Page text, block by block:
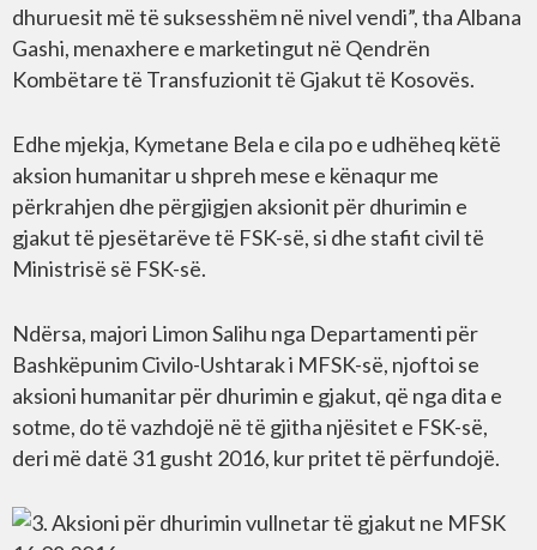
dhuruesit më të suksesshëm në nivel vendi”, tha Albana
Gashi, menaxhere e marketingut në Qendrën
Kombëtare të Transfuzionit të Gjakut të Kosovës.
Edhe mjekja, Kymetane Bela e cila po e udhëheq këtë
aksion humanitar u shpreh mese e kënaqur me
përkrahjen dhe përgjigjen aksionit për dhurimin e
gjakut të pjesëtarëve të FSK-së, si dhe stafit civil të
Ministrisë së FSK-së.
Ndërsa, majori Limon Salihu nga Departamenti për
Bashkëpunim Civilo-Ushtarak i MFSK-së, njoftoi se
aksioni humanitar për dhurimin e gjakut, që nga dita e
sotme, do të vazhdojë në të gjitha njësitet e FSK-së,
deri më datë 31 gusht 2016, kur pritet të përfundojë.